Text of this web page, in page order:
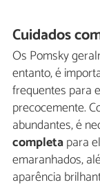
Cuidados
Os Pomsky
entanto, é
frequentes para
precocemente.
abundantes, é
completapara
emaranhados,
aparência